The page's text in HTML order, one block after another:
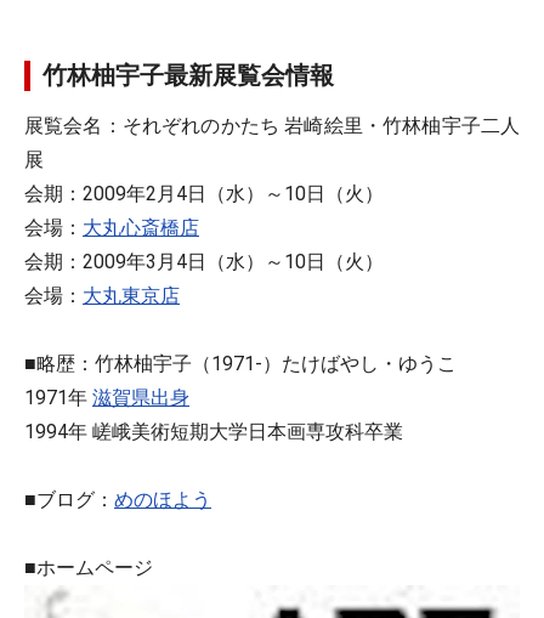
竹林柚宇子最新展覧会情報
展覧会名：それぞれのかたち 岩崎絵里・竹林柚宇子二人
展
会期：2009年2月4日（水）～10日（火）
会場： 大丸心斎橋店
会期：2009年3月4日（水）～10日（火）
会場： 大丸東京店
■略歴：竹林柚宇子（1971-）たけばやし・ゆうこ
1971年 滋賀県出身
1994年 嵯峨美術短期大学日本画専攻科卒業
■ブログ： めのほよう
■ホームページ